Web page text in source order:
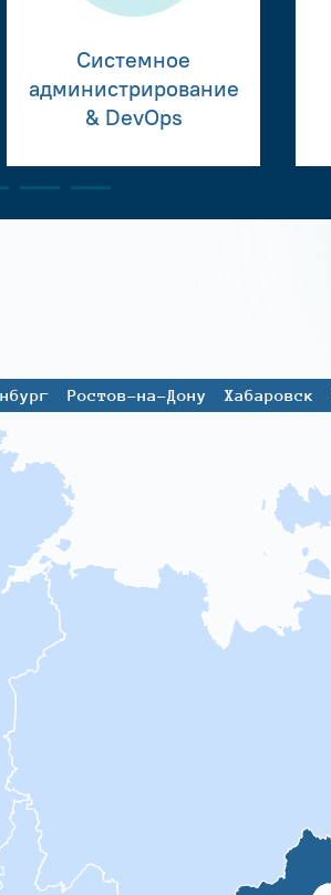
Системное
администрирование
& DevOps
Ростов-на-Дону Хабаровск